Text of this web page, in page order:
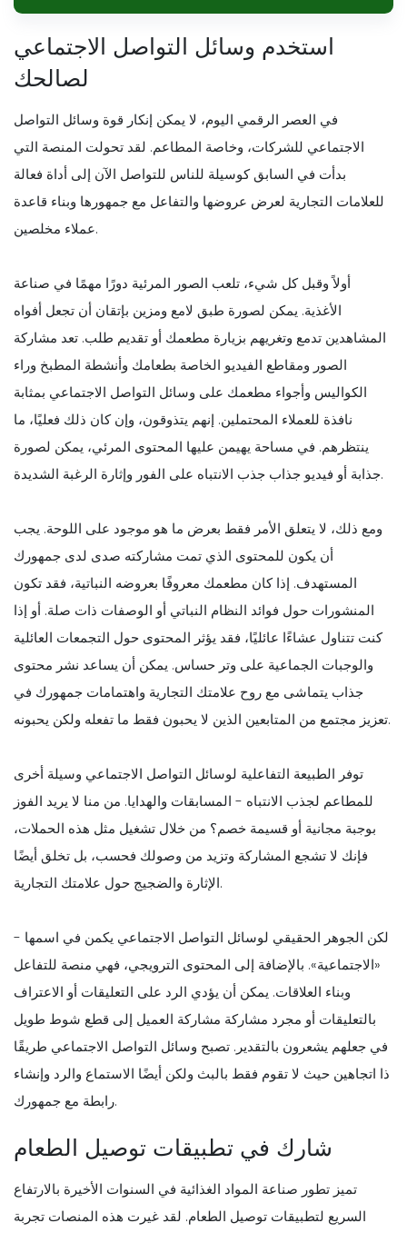
استخدم وسائل التواصل الاجتماعي
لصالحك
في العصر الرقمي اليوم، لا يمكن إنكار قوة وسائل التواصل
الاجتماعي للشركات، وخاصة المطاعم. لقد تحولت المنصة التي
بدأت في السابق كوسيلة للناس للتواصل الآن إلى أداة فعالة
للعلامات التجارية لعرض عروضها والتفاعل مع جمهورها وبناء قاعدة
عملاء مخلصين.
أولاً وقبل كل شيء، تلعب الصور المرئية دورًا مهمًا في صناعة
الأغذية. يمكن لصورة طبق لامع ومزين بإتقان أن تجعل أفواه
المشاهدين تدمع وتغريهم بزيارة مطعمك أو تقديم طلب. تعد مشاركة
الصور ومقاطع الفيديو الخاصة بطعامك وأنشطة المطبخ وراء
الكواليس وأجواء مطعمك على وسائل التواصل الاجتماعي بمثابة
نافذة للعملاء المحتملين. إنهم يتذوقون، وإن كان ذلك فعليًا، ما
ينتظرهم. في مساحة يهيمن عليها المحتوى المرئي، يمكن لصورة
جذابة أو فيديو جذاب جذب الانتباه على الفور وإثارة الرغبة الشديدة.
ومع ذلك، لا يتعلق الأمر فقط بعرض ما هو موجود على اللوحة. يجب
أن يكون للمحتوى الذي تمت مشاركته صدى لدى جمهورك
المستهدف. إذا كان مطعمك معروفًا بعروضه النباتية، فقد تكون
المنشورات حول فوائد النظام النباتي أو الوصفات ذات صلة. أو إذا
كنت تتناول عشاءًا عائليًا، فقد يؤثر المحتوى حول التجمعات العائلية
والوجبات الجماعية على وتر حساس. يمكن أن يساعد نشر محتوى
جذاب يتماشى مع روح علامتك التجارية واهتمامات جمهورك في
تعزيز مجتمع من المتابعين الذين لا يحبون فقط ما تفعله ولكن يحبونه.
توفر الطبيعة التفاعلية لوسائل التواصل الاجتماعي وسيلة أخرى
للمطاعم لجذب الانتباه - المسابقات والهدايا. من منا لا يريد الفوز
بوجبة مجانية أو قسيمة خصم؟ من خلال تشغيل مثل هذه الحملات،
فإنك لا تشجع المشاركة وتزيد من وصولك فحسب، بل تخلق أيضًا
الإثارة والضجيج حول علامتك التجارية.
لكن الجوهر الحقيقي لوسائل التواصل الاجتماعي يكمن في اسمها -
«الاجتماعية». بالإضافة إلى المحتوى الترويجي، فهي منصة للتفاعل
وبناء العلاقات. يمكن أن يؤدي الرد على التعليقات أو الاعتراف
بالتعليقات أو مجرد مشاركة مشاركة العميل إلى قطع شوط طويل
في جعلهم يشعرون بالتقدير. تصبح وسائل التواصل الاجتماعي طريقًا
ذا اتجاهين حيث لا تقوم فقط بالبث ولكن أيضًا الاستماع والرد وإنشاء
رابطة مع جمهورك.
شارك في تطبيقات توصيل الطعام
تميز تطور صناعة المواد الغذائية في السنوات الأخيرة بالارتفاع
السريع لتطبيقات توصيل الطعام. لقد غيرت هذه المنصات تجربة